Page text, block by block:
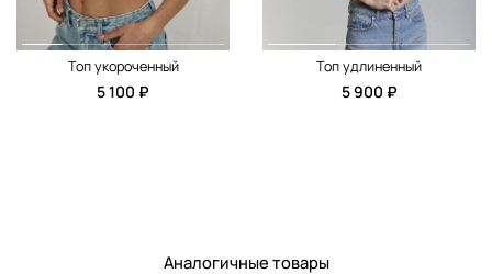
Топ укороченный
5 100 ₽
Топ удлиненный
5 900 ₽
Аналогичные товары